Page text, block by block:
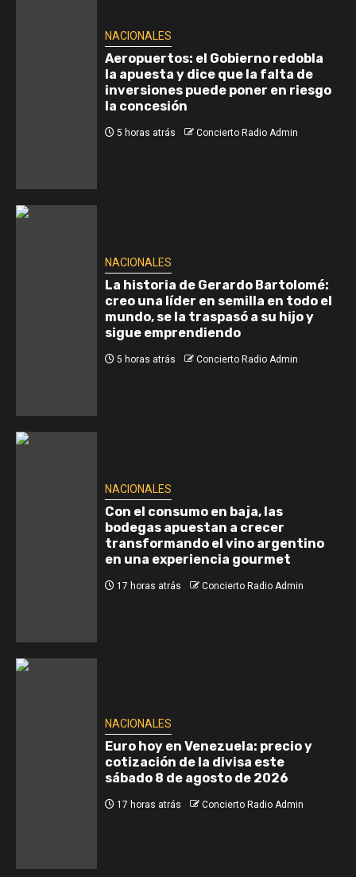
NACIONALES
Aeropuertos: el Gobierno redobla
la apuesta y dice que la falta de
inversiones puede poner en riesgo
la concesión
5 horas atrás Concierto Radio Admin
NACIONALES
La historia de Gerardo Bartolomé:
creo una líder en semilla en todo el
mundo, se la traspasó a su hijo y
sigue emprendiendo
5 horas atrás Concierto Radio Admin
NACIONALES
Con el consumo en baja, las
bodegas apuestan a crecer
transformando el vino argentino
en una experiencia gourmet
17 horas atrás Concierto Radio Admin
NACIONALES
Euro hoy en Venezuela: precio y
cotización de la divisa este
sábado 8 de agosto de 2026
17 horas atrás Concierto Radio Admin